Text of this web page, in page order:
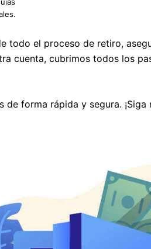
todo el proceso de retiro,
cuenta, cubrimos todos los
forma rápida y segura.